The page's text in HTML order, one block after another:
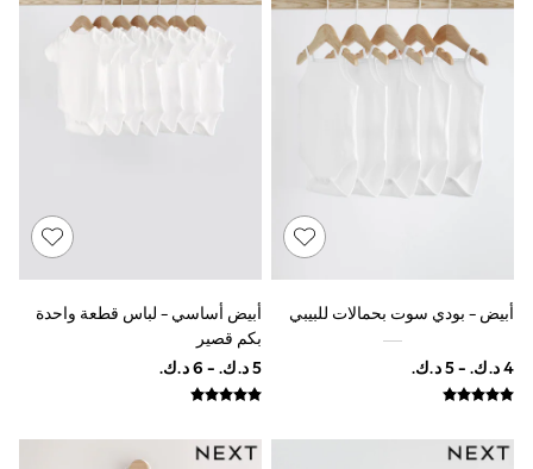
Shorts & Skirts
Sun Safe
Sun Hats & Caps
Sunglasses
Linen Collection
Tops & T-Shirts
Cover Ups & Kaftans
Jumpsuits & Playsuits
Beachwear
Skirts
Trousers
Sunglasses
Boys' Holiday Shop
أبيض - بودي سوت بحمالات للبيبي
أبيض أساسي - لباس قطعة واحدة
بكم قصير